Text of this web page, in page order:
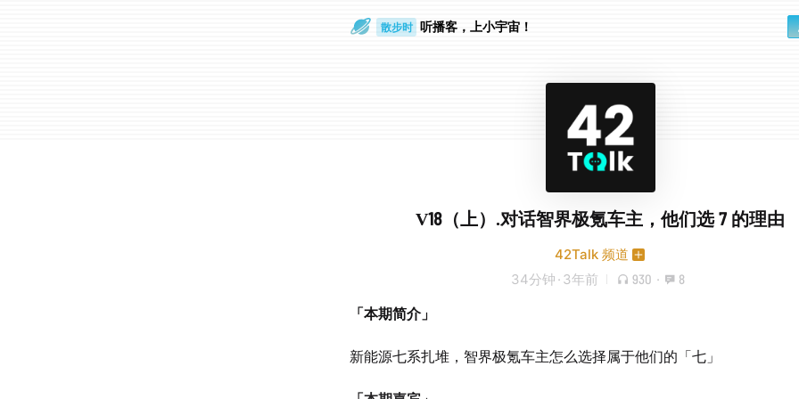
散步时 听播客，上小宇宙！
V18（上）.对话智界极氪车主，他们选 7 的理由
42Talk 频道
34分钟 · 3年前 930 · 8
「本期简介」
新能源七系扎堆，智界极氪车主怎么选择属于他们的「七」